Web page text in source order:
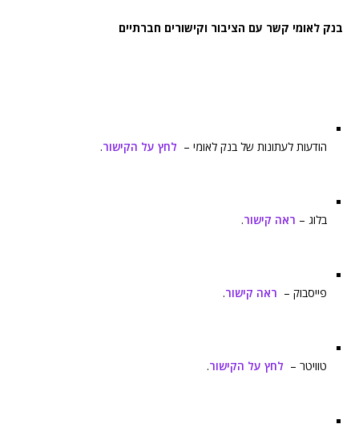
בנק לאומי קשר עם הציבור וקישורים חברתיים
הודעות לעתונות של בנק לאומי – לחץ על הקישור.
בלוג – ראה קישור.
פייסבוק – ראה קישור.
טוויטר – לחץ על הקישור.